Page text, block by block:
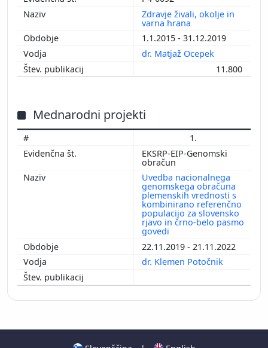
Zdravje živali, okolje in
varna hrana
1.1.2015 - 31.12.2019
dr. Matjaž Ocepek
11.800
Mednarodni projekti
1.
EKSRP-EIP-Genomski
obračun
Uvedba nacionalnega
genomskega obračuna
plemenskih vrednosti s
kombinirano referenčno
populacijo za slovensko
rjavo in črno-belo pasmo
govedi
22.11.2019 - 21.11.2022
dr. Klemen Potočnik